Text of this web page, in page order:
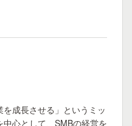
を成長させる」というミッ
心として、SMBの経営を